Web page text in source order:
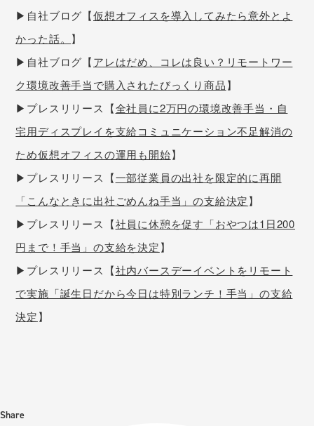
▶自社ブログ【仮想オフィスを導入してみたら意外とよ
かった話。 】
▶自社ブログ【アレはだめ、コレは良い？リモートワー
ク環境改善手当で購入されたびっくり商品】
▶プレスリリース【全社員に2万円の環境改善手当・自
宅用ディスプレイを支給コミュニケーション不足解消の
ため仮想オフィスの運用も開始】
▶プレスリリース【一部従業員の出社を限定的に再開
「こんなときに出社ごめんね手当」の支給決定】
▶プレスリリース【社員に休憩を促す「おやつは1日200
円まで！手当」の支給を決定】
▶プレスリリース【社内バースデーイベントをリモート
で実施「誕生日だから今日は特別ランチ！手当」の支給
決定】
Share